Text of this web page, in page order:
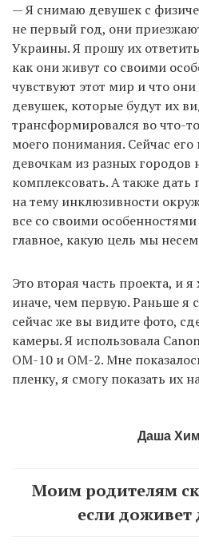
— Я снимаю девушек с
не первый год, они
Украины. Я прошу их
как они живут со своими
чувствуют этот мир и что
девушек, которые будут их
трансформировался во что-
моего понимания. Сейчас
девочкам из разных городов
комплексовать. А также
на тему инклюзивности
все со своими
главное, какую цель мы
Это вторая часть проекта, и я
иначе, чем первую. Раньше я
сейчас же вы видите фото,
камеры. Я использовала
OM-10 и OM-2. Мне
пленку, я смогу показать их
Даша
Моим родителям
если доживет